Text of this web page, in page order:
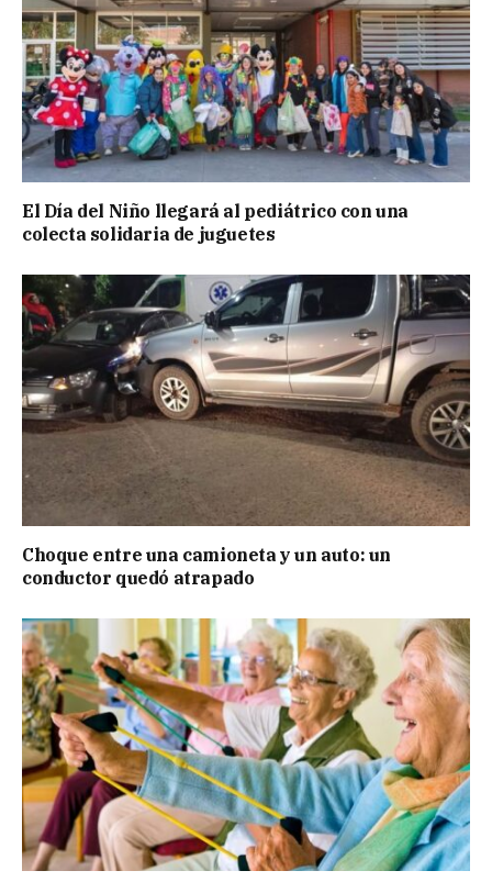
El Día del Niño llegará al pediátrico con una
colecta solidaria de juguetes
Choque entre una camioneta y un auto: un
conductor quedó atrapado